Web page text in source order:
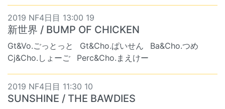
2019 NF4日目 13:00 19
新世界 / BUMP OF CHICKEN
Gt&Vo.ごっとっと Gt&Cho.ぱいせん
Ba&Cho.つめ
Cj&Cho.しょーご
Perc&Cho.まえけー
2019 NF4日目 11:30 10
SUNSHINE / THE BAWDIES